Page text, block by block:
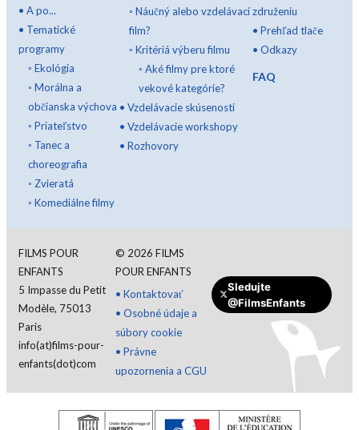
• A po...
• Tematické
programy
◦ Ekológia
◦ Morálna a
občianska výchova
◦ Priateľstvo
◦ Tanec a
choreografia
◦ Zvieratá
◦ Komediálne filmy
◦ Náučný alebo vzdelávací
film?
◦ Kritériá výberu filmu
◦ Aké filmy pre ktoré
vekové kategórie?
• Vzdelávacie skúsenosti
• Vzdelávacie workshopy
• Rozhovory
združeniu
•Prehľad tlače
•Odkazy
FAQ
FILMS POUR
ENFANTS
5 Impasse du Petit
Modèle, 75013
Paris
info(at)films-pour-
enfants(dot)com
© 2026 FILMS
POUR ENFANTS
• Kontaktovať
• Osobné údaje a
súbory cookie
• Právne
upozornenia a CGU
Sledujte
@FilmsEnfants